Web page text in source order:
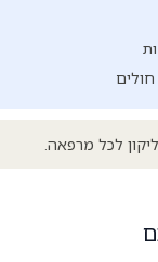
לכל מרפאה.